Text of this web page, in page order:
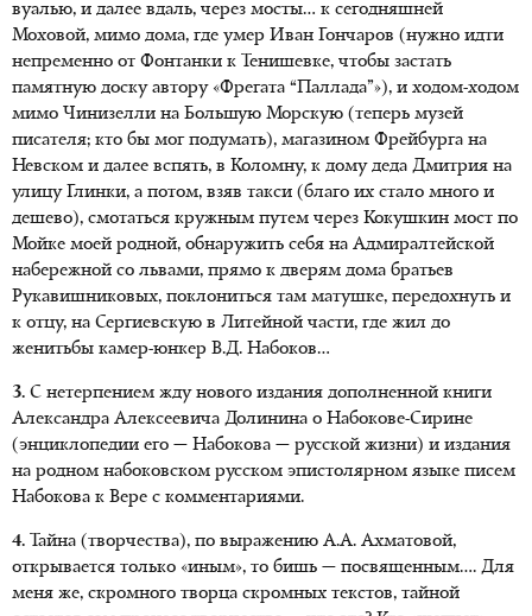
вуалью, и далее вдаль, через мосты… к сегодняшней
Моховой, мимо дома, где умер Иван Гончаров (нужно идти
непременно от Фонтанки к Тенишевке, чтобы застать
памятную доску автору «Фрегата “Паллада”»), и ходом-ходом
мимо Чинизелли на Большую Морскую (теперь музей
писателя; кто бы мог подумать), магазином Фрейбурга на
Невском и далее вспять, в Коломну, к дому деда Дмитрия на
улицу Глинки, а потом, взяв такси (благо их стало много и
дешево), смотаться кружным путем через Кокушкин мост по
Мойке моей родной, обнаружить себя на Адмиралтейской
набережной со львами, прямо к дверям дома братьев
Рукавишниковых, поклониться там матушке, передохнуть и
к отцу, на Сергиевскую в Литейной части, где жил до
женитьбы камер-юнкер В.Д. Набоков…
3. С нетерпением жду нового издания дополненной книги
Александра Алексеевича Долинина о Набокове-Сирине
(энциклопедии его — Набокова — русской жизни) и издания
на родном набоковском русском эпистолярном языке писем
Набокова к Вере с комментариями.
4. Тайна (творчества), по выражению А.А. Ахматовой,
открывается только «иным», то бишь — посвященным…. Для
меня же, скромного творца скромных текстов, тайной